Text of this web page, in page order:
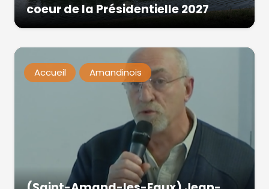
coeur de la Présidentielle 2027
Accueil Amandinois